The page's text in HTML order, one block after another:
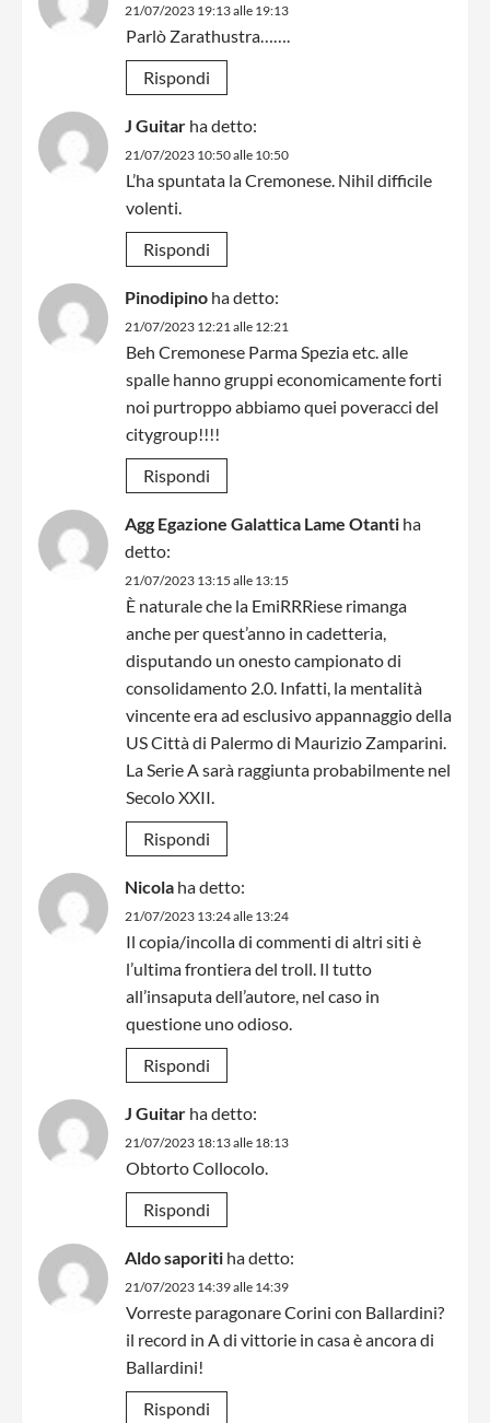
21/07/2023 19:13 alle 19:13
Parlò Zarathustra…….
Rispondi
J Guitar ha detto:
21/07/2023 10:50 alle 10:50
L’ha spuntata la Cremonese. Nihil difficile
volenti.
Rispondi
Pinodipino ha detto:
21/07/2023 12:21 alle 12:21
Beh Cremonese Parma Spezia etc. alle
spalle hanno gruppi economicamente forti
noi purtroppo abbiamo quei poveracci del
citygroup!!!!
Rispondi
Agg Egazione Galattica Lame Otanti ha
detto:
21/07/2023 13:15 alle 13:15
È naturale che la EmiRRRiese rimanga
anche per quest’anno in cadetteria,
disputando un onesto campionato di
consolidamento 2.0. Infatti, la mentalità
vincente era ad esclusivo appannaggio della
US Città di Palermo di Maurizio Zamparini.
La Serie A sarà raggiunta probabilmente nel
Secolo XXII.
Rispondi
Nicola ha detto:
21/07/2023 13:24 alle 13:24
Il copia/incolla di commenti di altri siti è
l’ultima frontiera del troll. Il tutto
all’insaputa dell’autore, nel caso in
questione uno odioso.
Rispondi
J Guitar ha detto:
21/07/2023 18:13 alle 18:13
Obtorto Collocolo.
Rispondi
Aldo saporiti ha detto:
21/07/2023 14:39 alle 14:39
Vorreste paragonare Corini con Ballardini?
il record in A di vittorie in casa è ancora di
Ballardini!
Rispondi